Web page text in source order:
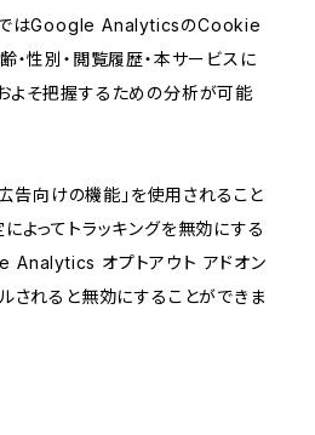
ではGoogle AnalyticsのCookie
・性別・閲覧履歴・本サービスに
よそ把握するための分析が可能
向けの機能」を使用されること
よってトラッキングを無効にする
Analytics オプトアウト アドオン
されると無効にすることができま